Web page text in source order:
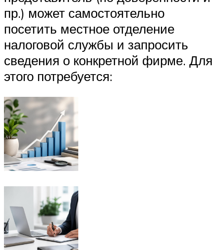
пр.) может самостоятельно
посетить местное отделение
налоговой службы и запросить
сведения о конкретной фирме. Для
этого потребуется: